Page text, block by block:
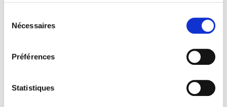
Nécessaires
Préférences
Statistiques
La petite fille qui aimait trop les allumettes
Stéphanie Miller :